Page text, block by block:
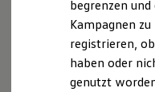
Volkswagen R
R-Modelle
R
Driving
Volkswagen
begrenzen
Kampagnen zu
registrieren,
haben oder
genutzt